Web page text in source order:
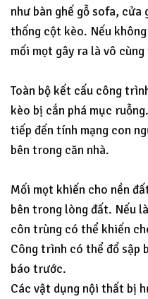
như bàn ghế gỗ sofa, cửa
thống cột kèo. Nếu
mối mọt gây ra là vô
Toàn bộ kết cấu công
kèo bị cắn phá mục
tiếp đến tính mạng con
bên trong căn nhà.
Mối mọt khiến cho nền
bên trong lòng đất. Nếu
côn trùng có thể khiến
Công trình có thể đổ sập
báo trước.
Các vật dụng nội thất bị